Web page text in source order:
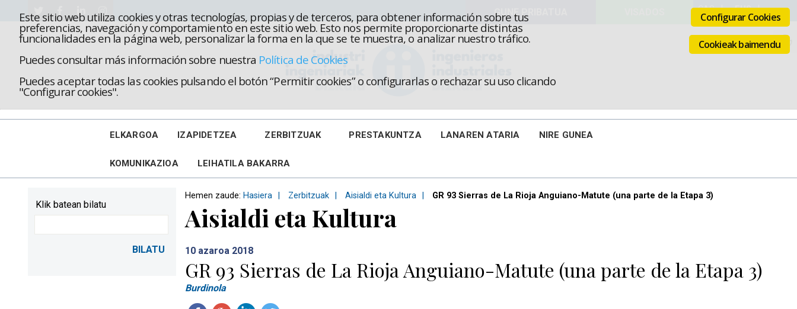
Este sitio web utiliza cookies y otras tecnologías, propias y de terceros, para obtener información sobre tus
preferencias, navegación y comportamiento en este sitio web. Esto nos permite proporcionarte distintas
funcionalidades en la página web, personalizar la forma en la que se te muestra, o analizar nuestro tráfico.
Puedes consultar más información sobre nuestra Política de Cookies
Puedes aceptar todas las cookies pulsando el botón “Permitir cookies” o configurarlas o rechazar su uso clicando
"Configurar cookies".
Configurar Cookies
Cookieak baimendu
ELKARGOA IZAPIDETZEA ZERBITZUAK PRESTAKUNTZA LANAREN ATARIA NIRE GUNEA
KOMUNIKAZIOA LEIHATILA BAKARRA
Hemen zaude: Hasiera Zerbitzuak Aisialdi eta Kultura GR 93 Sierras de La Rioja Anguiano-Matute (una parte de la Etapa 3)
Aisialdi eta Kultura
10 azaroa 2018
GR 93 Sierras de La Rioja Anguiano-Matute (una parte de la Etapa 3)
Burdinola
Klik batean bilatu